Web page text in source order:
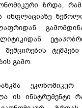
ზრდა,
ინფლაციაზე
გამო.
ეკონომიკურ
ის ინსტრუმენტი